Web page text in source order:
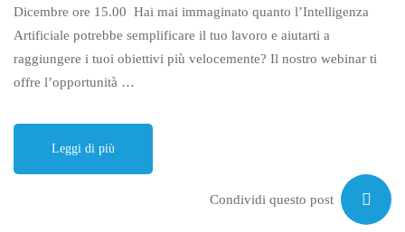
Dicembre ore 15.00 Hai mai immaginato quanto l’Intelligenza
Artificiale potrebbe semplificare il tuo lavoro e aiutarti a
raggiungere i tuoi obiettivi più velocemente? Il nostro webinar ti
offre l’opportunità …
Leggi di più
Condividi questo post